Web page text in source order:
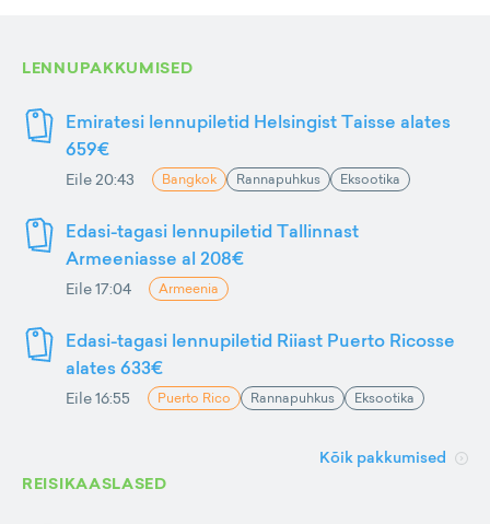
LENNUPAKKUMISED
Emiratesi lennupiletid Helsingist Taisse alates
659€
Eile 20:43 Bangkok Rannapuhkus Eksootika
Edasi-tagasi lennupiletid Tallinnast
Armeeniasse al 208€
Eile 17:04 Armeenia
Edasi-tagasi lennupiletid Riiast Puerto Ricosse
alates 633€
Eile 16:55 Puerto Rico Rannapuhkus Eksootika
Kõik pakkumised
REISIKAASLASED